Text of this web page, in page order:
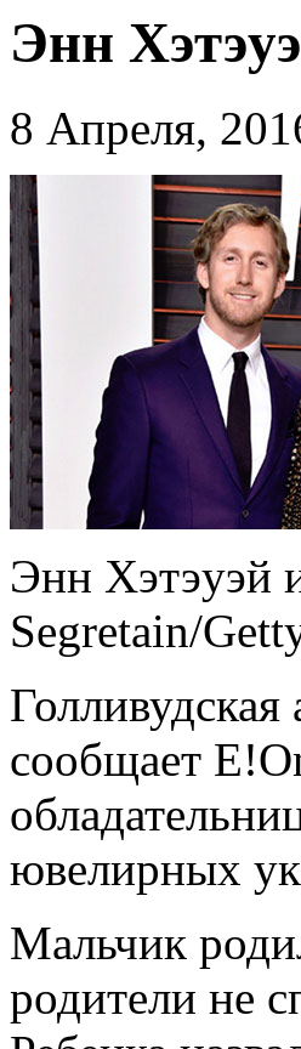
Энн
8 Апреля,
Энн Хэтэуэй
Segretain/
Голливудская
сообщает
ювелирных
Мальчик
родители не